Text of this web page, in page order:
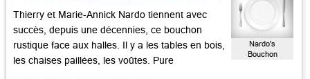
Thierry et Marie-Annick Nardo tiennent avec
succès, depuis une décennies, ce bouchon
rustique face aux halles. Il y a les tables en bois,
les chaises paillées, les voûtes. Pure
Nardo's
Bouchon